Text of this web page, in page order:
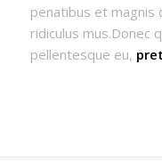
penatibus et
ridiculus mus.Donec
pellentesque eu,